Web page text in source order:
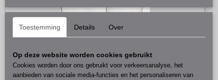
Toestemming Details Over
Op deze website worden cookies gebruikt
Cookies worden door ons gebruikt voor verkeersanalyse, het
aanbieden van sociale media-functies en het personaliseren van